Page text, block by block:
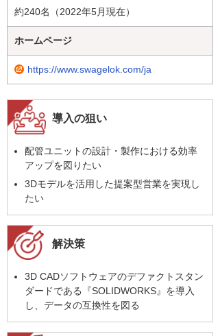
約240名（2022年5月現在）
ホームページ
https://www.swagelok.com/ja
導入の狙い
配管ユニットの設計・製作における効率
アップを図りたい
3Dモデルを活用した提案型営業を実現し
たい
解決策
3D CADソフトウェアのデファクトスタン
ダードである『SOLIDWORKS』を導入
し、データの互換性を図る